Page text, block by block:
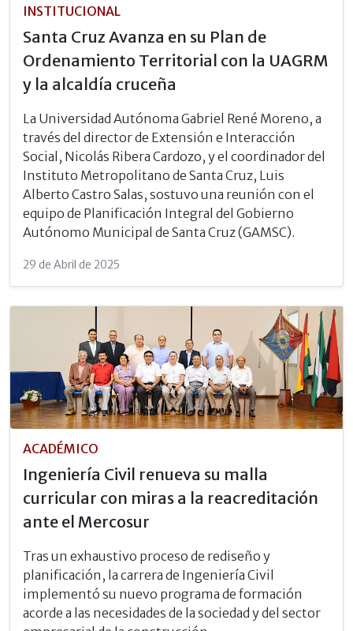
INSTITUCIONAL
Santa Cruz Avanza en su Plan de
Ordenamiento Territorial con la UAGRM
y la alcaldía cruceña
La Universidad Autónoma Gabriel René Moreno, a
través del director de Extensión e Interacción
Social, Nicolás Ribera Cardozo, y el coordinador del
Instituto Metropolitano de Santa Cruz, Luis
Alberto Castro Salas, sostuvo una reunión con el
equipo de Planificación Integral del Gobierno
Autónomo Municipal de Santa Cruz (GAMSC).
29 de Abril de 2025
ACADÉMICO
Ingeniería Civil renueva su malla
curricular con miras a la reacreditación
ante el Mercosur
Tras un exhaustivo proceso de rediseño y
planificación, la carrera de Ingeniería Civil
implementó su nuevo programa de formación
acorde a las necesidades de la sociedad y del sector